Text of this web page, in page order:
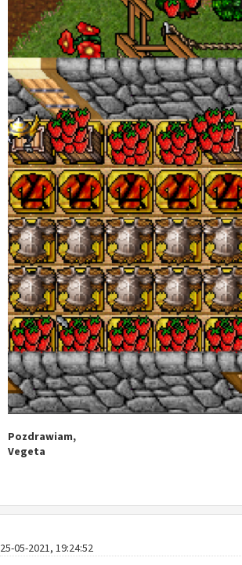
Pozdrawiam,
Vegeta
25-05-2021, 19:24:52